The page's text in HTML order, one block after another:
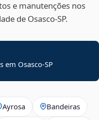
e manutenções nos
de Osasco‑SP.
em Osasco-SP
Ayrosa Bandeiras